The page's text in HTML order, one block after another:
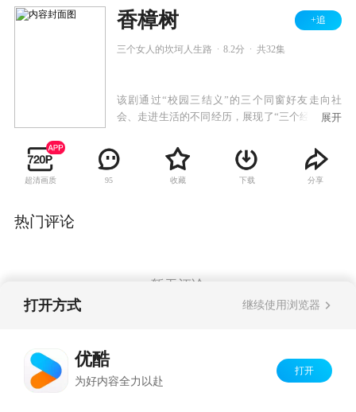
香樟树 +追
三个女人的坎坷人生路 8.2分 共32集
该剧通过“校园三结义”的三个同窗好友走向社
会、走进生活的不同经历，展现了“三个经历曲折
友情”。
展开
超清画质 95 收藏 下载 分享
热门评论
暂无评论
打开方式 继续使用浏览器
优酷
为好内容全力以赴
打开